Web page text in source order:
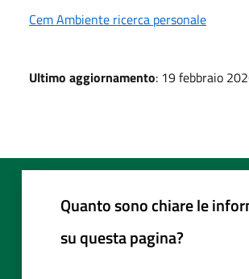
Cem Ambiente ricerca personale
Ultimo aggiornamento: 19 febbraio
Quanto sono chiare le
su questa pagina?